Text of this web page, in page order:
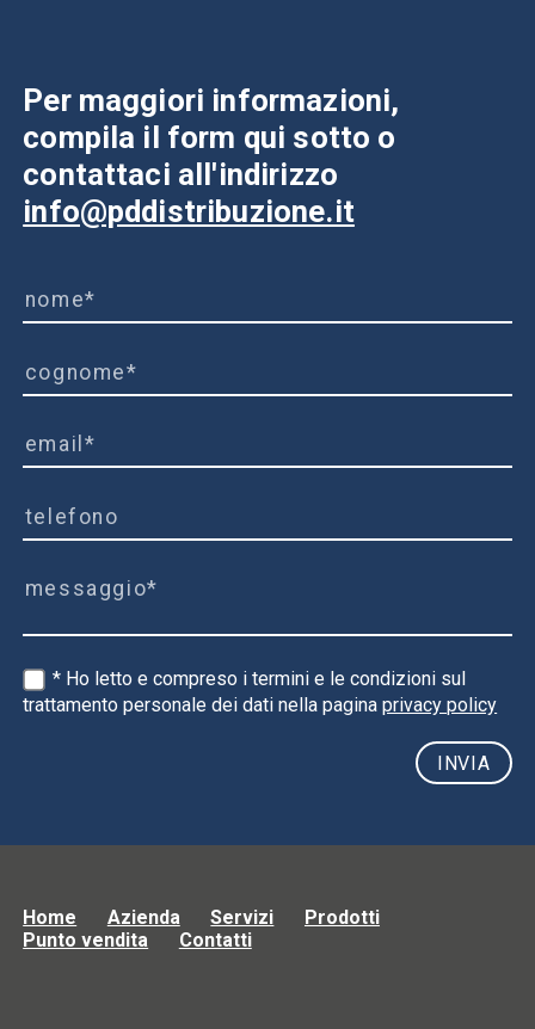
Per maggiori informazioni,
compila il form qui sotto o
contattaci all'indirizzo
info@pddistribuzione.it
* Ho letto e compreso i termini e le condizioni sul
trattamento personale dei dati nella paginaprivacy policy
Home Azienda Servizi
Prodotti
Punto vendita
Contatti